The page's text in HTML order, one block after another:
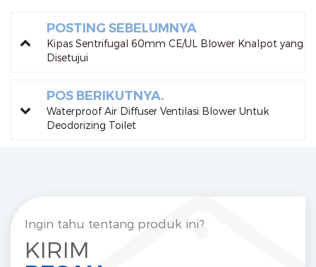
POSTING SEBELUMNYA
Kipas Sentrifugal 60mm CE/UL Blower Knalpot yang
Disetujui
POS BERIKUTNYA.
Waterproof Air Diffuser Ventilasi Blower Untuk
Deodorizing Toilet
Ingin tahu tentang produk ini?
KIRIM